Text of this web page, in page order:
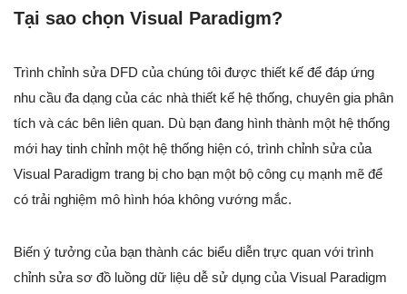
Tại sao chọn Visual Paradigm?
Trình chỉnh sửa DFD của chúng tôi được thiết kế để đáp ứng
nhu cầu đa dạng của các nhà thiết kế hệ thống, chuyên gia phân
tích và các bên liên quan. Dù bạn đang hình thành một hệ thống
mới hay tinh chỉnh một hệ thống hiện có, trình chỉnh sửa của
Visual Paradigm trang bị cho bạn một bộ công cụ mạnh mẽ để
có trải nghiệm mô hình hóa không vướng mắc.
Biến ý tưởng của bạn thành các biểu diễn trực quan với trình
chỉnh sửa sơ đồ luồng dữ liệu dễ sử dụng của Visual Paradigm